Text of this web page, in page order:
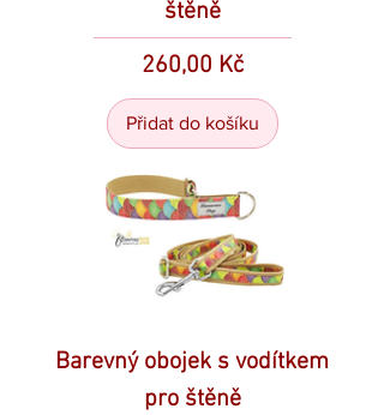
štěně
Cena
260,00 Kč
Přidat do košíku
Barevný obojek s vodítkem
pro štěně